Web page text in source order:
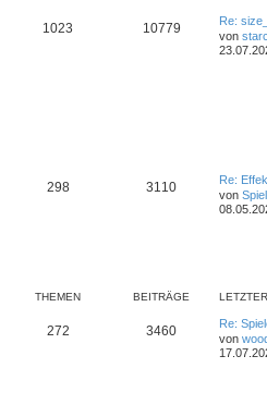
1023 10779
Re:
von
298 3110
Re:
von
THEMEN BEITRÄGE
272 3460
Re:
von